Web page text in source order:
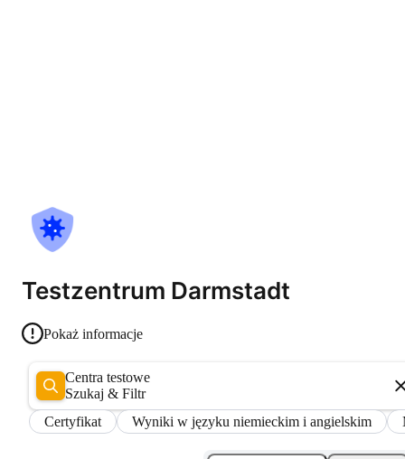
Testzentrum Darmstadt
Pokaż informacje
Centra testowe
Szukaj & Filtr
Certyfikat
Wyniki w języku niemieckim i angielskim